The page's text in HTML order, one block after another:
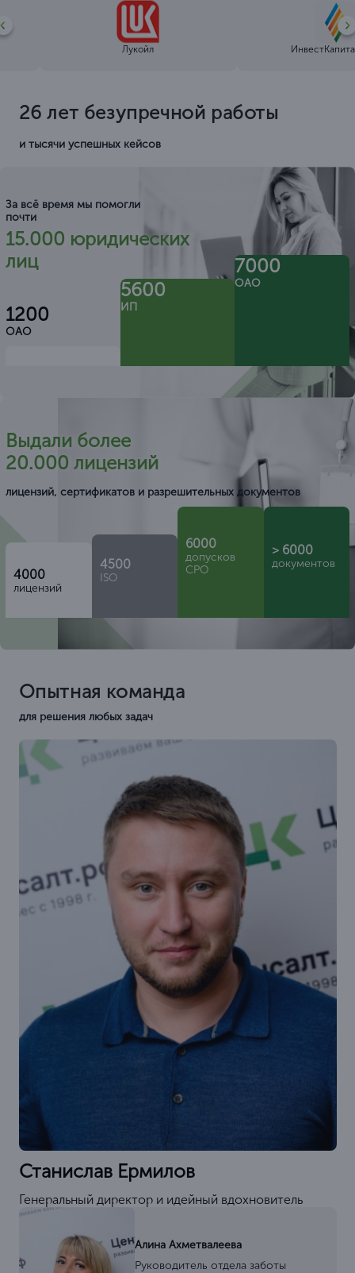
Лукойл
26 лет безупречной работы
и тысячи успешных кейсов
За всё время мы помогли
почти
15.000 юридических
лиц
1200
ОАО
5600
ИП
7000
ОАО
Выдали более
20.000 лицензий
лицензий, сертификатов и разрешительных документов
4000
лицензий
4500
ISO
6000
допусков
СРО
> 6000
документов
Опытная команда
для решения любых задач
Станислав Ермилов
Генеральный директор и идейный вдохновитель
Алина Ахметвалеева
Руководитель отдела заботы